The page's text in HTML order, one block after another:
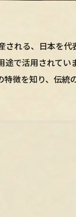
れる、日本を
で活用されて
徴を知り、伝統